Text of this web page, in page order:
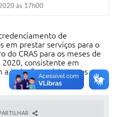
às 17h00
de
em prestar serviços para o
do CRAS para os meses de
consistente em
inclusão social para os